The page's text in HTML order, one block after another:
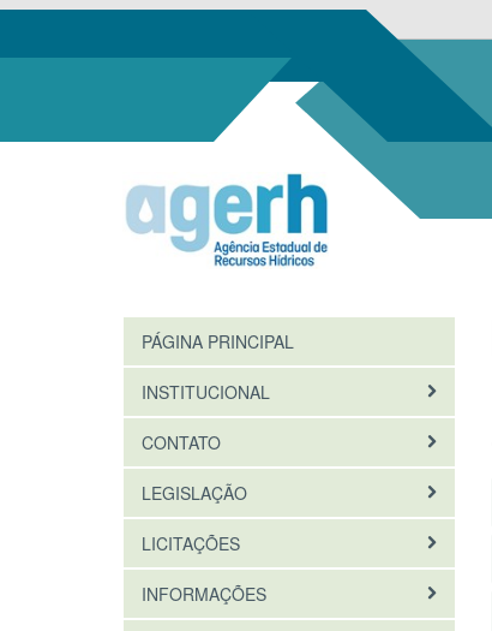
PÁGINA PRINCIPAL
INSTITUCIONAL
CONTATO
LEGISLAÇÃO
LICITAÇÕES
INFORMAÇÕES